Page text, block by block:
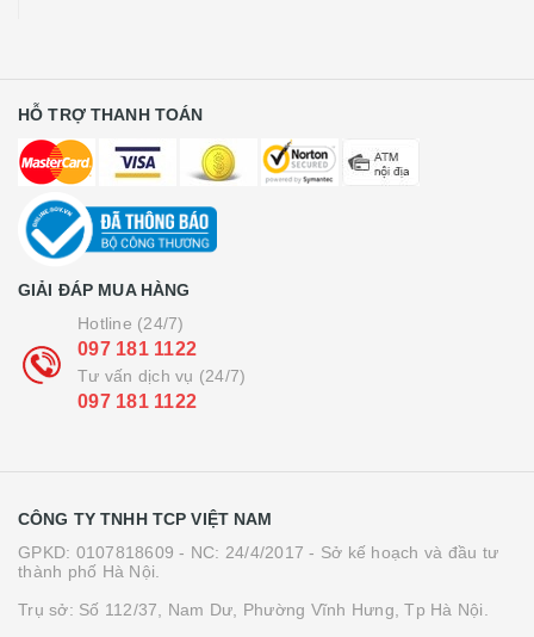
HỖ TRỢ THANH TOÁN
GIẢI ĐÁP MUA HÀNG
Hotline (24/7)
097 181 1122
Tư vấn dịch vụ (24/7)
097 181 1122
CÔNG TY TNHH TCP VIỆT NAM
GPKD: 0107818609 - NC: 24/4/2017 - Sở kế hoạch và đầu tư
thành phố Hà Nội.
Trụ sở: Số 112/37, Nam Dư, Phường Vĩnh Hưng, Tp Hà Nội.